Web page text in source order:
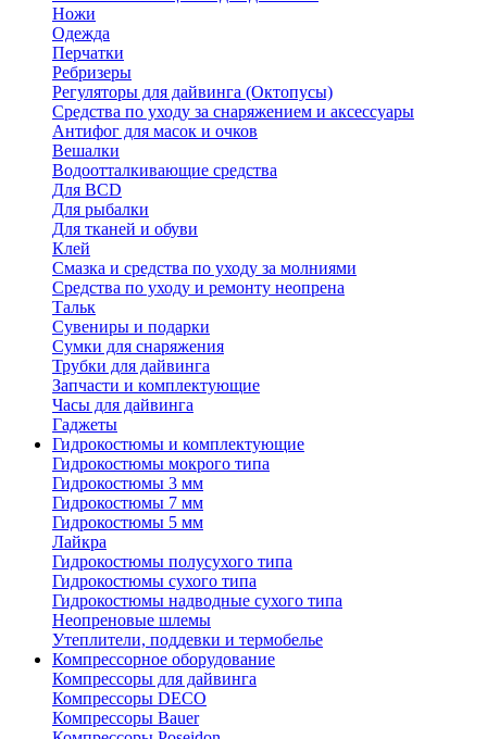
Ножи
Одежда
Перчатки
Ребризеры
Регуляторы для дайвинга (Октопусы)
Средства по уходу за снаряжением и аксессуары
Антифог для масок и очков
Вешалки
Водоотталкивающие средства
Для BCD
Для рыбалки
Для тканей и обуви
Клей
Смазка и средства по уходу за молниями
Средства по уходу и ремонту неопрена
Тальк
Сувениры и подарки
Сумки для снаряжения
Трубки для дайвинга
Запчасти и комплектующие
Часы для дайвинга
Гаджеты
Гидрокостюмы и комплектующие
Гидрокостюмы мокрого типа
Гидрокостюмы 3 мм
Гидрокостюмы 7 мм
Гидрокостюмы 5 мм
Лайкра
Гидрокостюмы полусухого типа
Гидрокостюмы сухого типа
Гидрокостюмы надводные сухого типа
Неопреновые шлемы
Утеплители, поддевки и термобелье
Компрессорное оборудование
Компрессоры для дайвинга
Компрессоры DECO
Компрессоры Bauer